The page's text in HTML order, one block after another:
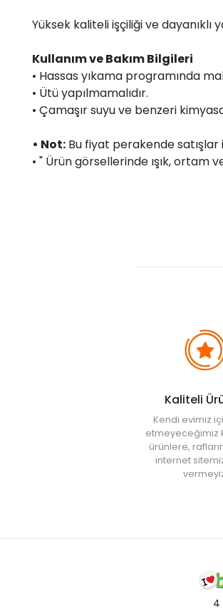
Yüksek kaliteli işçiliği ve dayanıklı
Kullanım ve Bakım Bilgileri
• Hassas yıkama programında
• Ütü yapılmamalıdır.
• Çamaşır suyu ve benzeri
• Not: Bu fiyat perakende
• " Ürün görsellerinde ışık, ortam
Kaliteli
Kendi evimiz
etmeyeceğimiz
ürünlere,
internet
4